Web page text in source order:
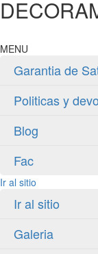
MENU
Garantia de
Politicas y
Blog
Fac
Ir al sitio
Ir al sitio
Galeria